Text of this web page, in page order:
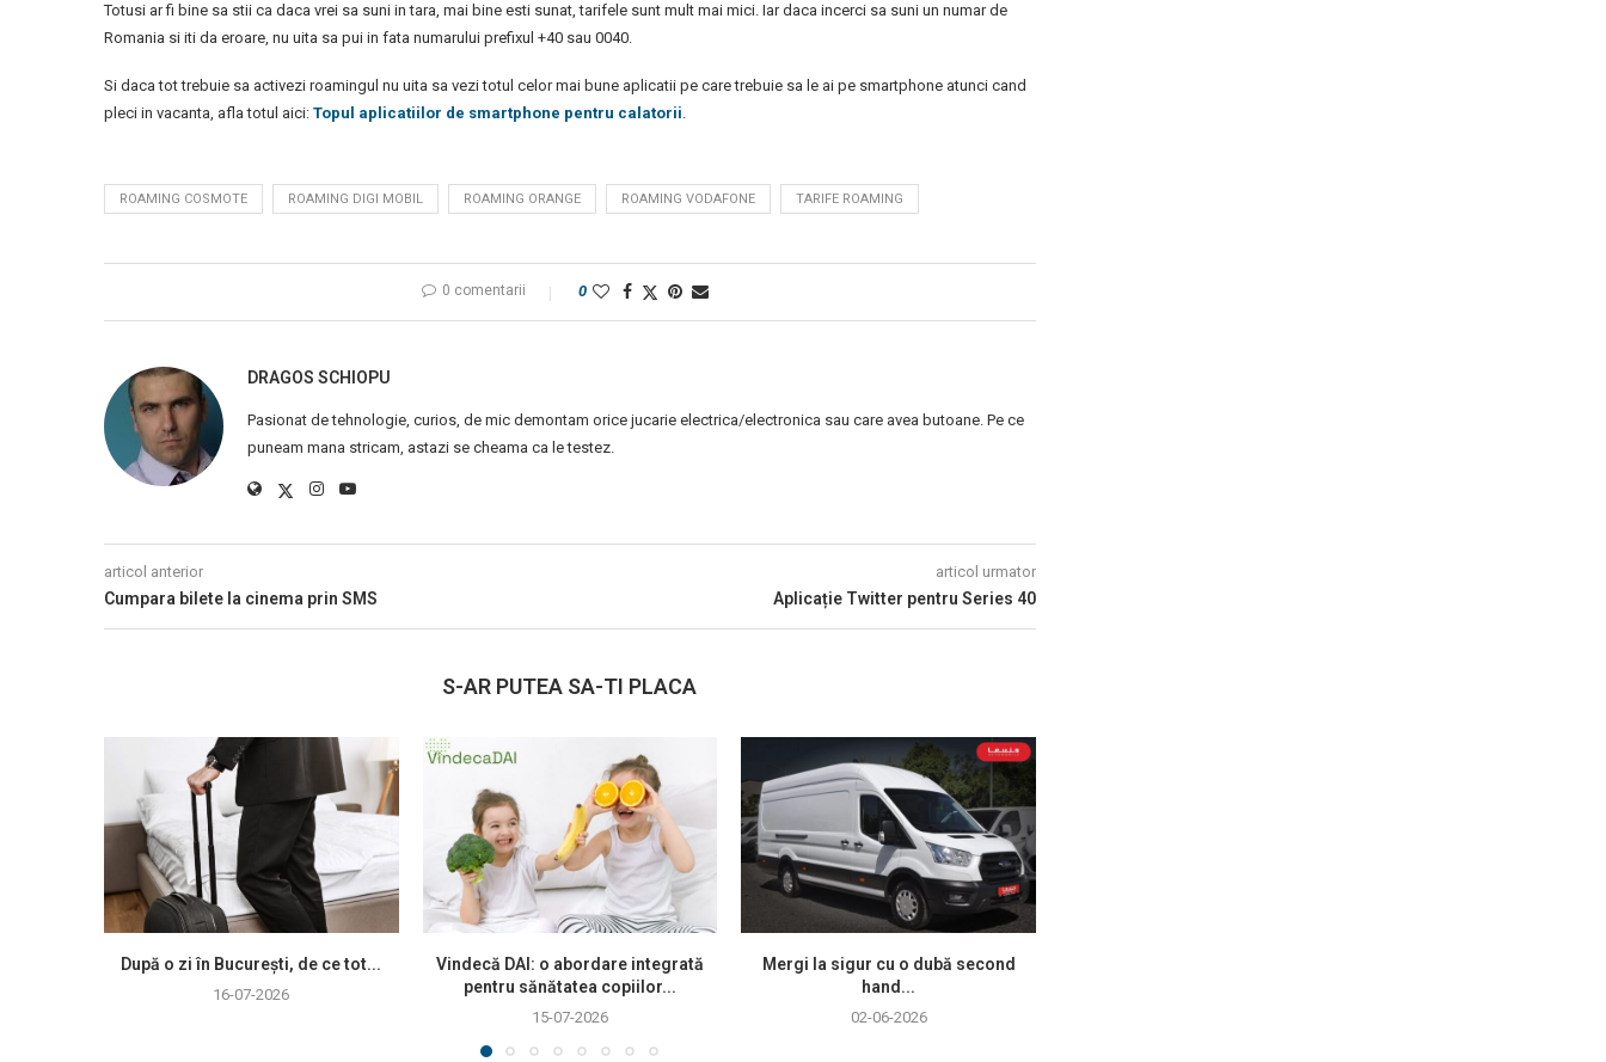
Totusi ar fi bine sa stii ca daca vrei sa suni in tara, mai bine esti sunat, tarifele sunt mult mai mici. Iar daca incerci sa suni un numar de
Romania si iti da eroare, nu uita sa pui in fata numarului prefixul +40 sau 0040.
Si daca tot trebuie sa activezi roamingul nu uita sa vezi totul celor mai bune aplicatii pe care trebuie sa le ai pe smartphone atunci cand
pleci in vacanta, afla totul aici: Topul aplicatiilor de smartphone pentru calatorii.
ROAMING COSMOTE ROAMING DIGI MOBIL ROAMING ORANGE ROAMING VODAFONE TARIFE ROAMING
0 comentarii 0
DRAGOS SCHIOPU
Pasionat de tehnologie, curios, de mic demontam orice jucarie electrica/electronica sau care avea butoane. Pe ce
puneam mana stricam, astazi se cheama ca le testez.
articol anterior
Cumpara bilete la cinema prin SMS
articol urmator
Aplicație Twitter pentru Series 40
S-AR PUTEA SA-TI PLACA
După o zi în București, de ce tot...
16-07-2026
Vindecă DAI: o abordare integrată
pentru sănătatea copiilor...
15-07-2026
Mergi la sigur cu o dubă second
hand...
02-06-2026